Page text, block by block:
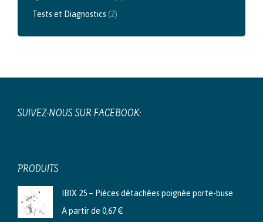
Tests et Diagnostics (2)
SUIVEZ-NOUS SUR FACEBOOK:
PRODUITS
IBIX 25 – Pièces détachées poignée porte-buse
A partir de 0,67€